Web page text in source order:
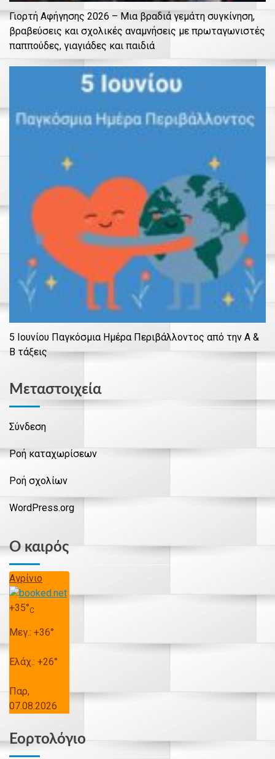
Γιορτή Αφήγησης 2026 – Μια βραδιά γεμάτη συγκίνηση,
βραβεύσεις και σχολικές αναμνήσεις με πρωταγωνιστές
παππούδες, γιαγιάδες και παιδιά
5 Ιουνίου Παγκόσμια Ημέρα Περιβάλλοντος από την Α &
Β τάξεις
Μεταστοιχεία
Σύνδεση
Ροή καταχωρίσεων
Ροή σχολίων
WordPress.org
Ο καιρός
Αγρίνιο
+35°C
Μεγ.: +36°
Ελάχ.: +26°
Παρ,
07.08.2026
Εορτολόγιο